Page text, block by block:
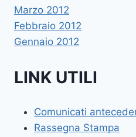
Marzo 2012
Febbraio 2012
Gennaio 2012
LINK UTILI
Comunicati
Rassegna Stampa